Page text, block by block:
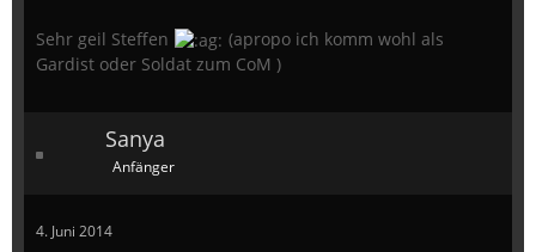
Sehr geil Steffen
(apropo ich komm wohl als
Gardist oder Soldat zum CoM )
Sanya
Anfänger
4. Juni 2014